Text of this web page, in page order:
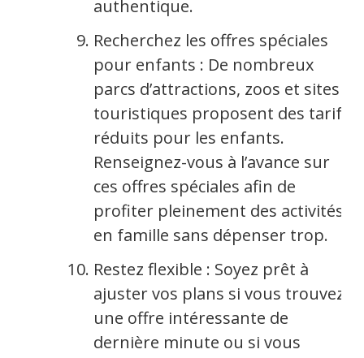
authentique.
Recherchez les offres spéciales
pour enfants : De nombreux
parcs d’attractions, zoos et sites
touristiques proposent des tarifs
réduits pour les enfants.
Renseignez-vous à l’avance sur
ces offres spéciales afin de
profiter pleinement des activités
en famille sans dépenser trop.
Restez flexible : Soyez prêt à
ajuster vos plans si vous trouvez
une offre intéressante de
dernière minute ou si vous